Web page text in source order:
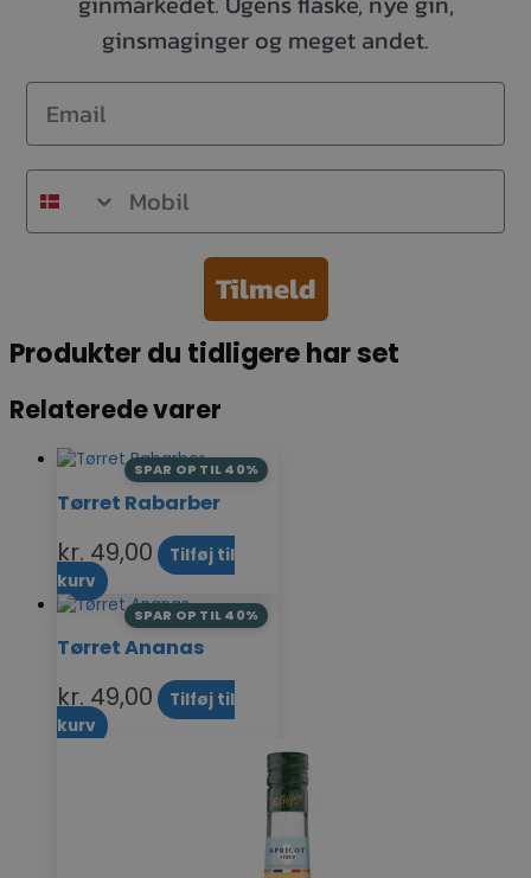
ginsmaginger og meget andet.
Email
Mobil
Tilmeld
Produkter du tidligere har set
Relaterede varer
SPAR OP TIL 40%
Tørret Rabarber
kr. 49,00
Tilføj til
kurv
SPAR OP TIL 40%
Tørret Ananas
kr. 49,00
Tilføj til
kurv